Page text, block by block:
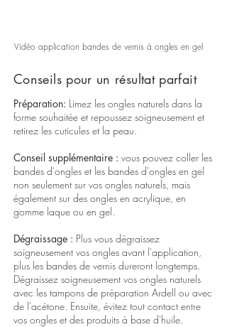
Vidéo application bandes de vernis à ongles en gel
Conseils pour un résultat parfait
Préparation: Limez les ongles naturels dans la
forme souhaitée et repoussez soigneusement et
retirez les cuticules et la peau.
Conseil supplémentaire : vous pouvez coller les
bandes d'ongles et les bandes d'ongles en gel
non seulement sur vos ongles naturels, mais
également sur des ongles en acrylique, en
gomme laque ou en gel.
Dégraissage : Plus vous dégraissez
soigneusement vos ongles avant l'application,
plus les bandes de vernis dureront longtemps.
Dégraissez soigneusement vos ongles naturels
avec les tampons de préparation Ardell ou avec
de l'acétone. Ensuite, évitez tout contact entre
vos ongles et des produits à base d'huile.